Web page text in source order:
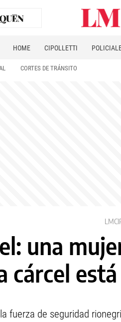
HOME CIPOLLETTI
CORTES DE TRÁNSITO
una
cárcel
fuerza de seguridad